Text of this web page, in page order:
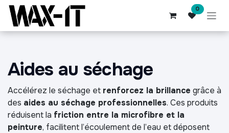
Se rendre au contenu 0
Aides au séchage
Accélérez le séchage et renforcez la brillance grâce à
des aides au séchage professionnelles. Ces produits
réduisent la friction entre la microfibre et la
peinture, facilitent l’écoulement de l’eau et déposent